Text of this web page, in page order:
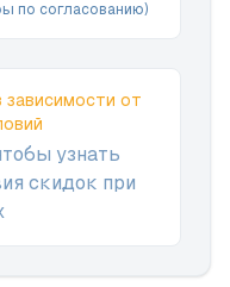
по согласованию)
от
узнать
скидок при